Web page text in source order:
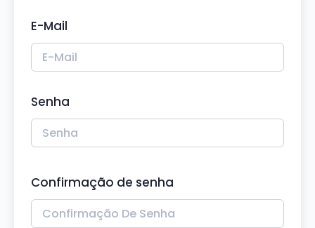
E-Mail
Senha
Confirmação de senha